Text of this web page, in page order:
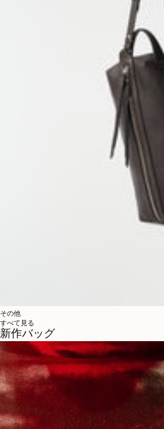
その他
すべて見る
新作バッグ